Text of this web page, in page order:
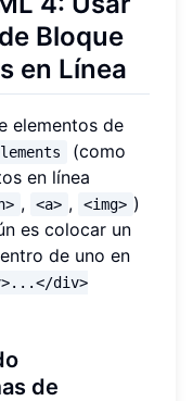
Bloque
en Línea
elementos de
(como
en línea
, <a> , <img> )
es colocar un
de uno en
div>
de